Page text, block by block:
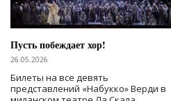
Пусть побеждает хор!
26.05.2026
Билеты на все девять
представлений «Набукко» Верди в